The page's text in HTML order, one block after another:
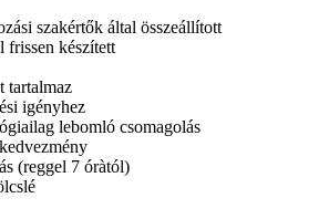
szakértők által összeállított
frissen készített
tartalmaz
igényhez
lebomló csomagolás
(reggel 7 óràtól)